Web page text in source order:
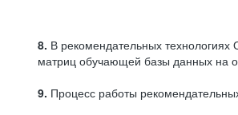
8. В рекомендательных
матриц обучающей базы данных на
9. Процесс работы